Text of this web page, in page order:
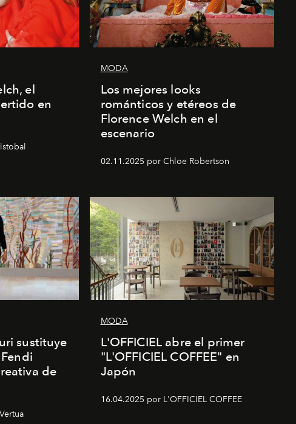
el
en
MODA
Los mejores looks
románticos y etéreos de
Florence Welch en el
escenario
02.11.2025 por Chloe Robertson
sustituye
de
MODA
L'OFFICIEL abre el primer
"L'OFFICIEL COFFEE" en
Japón
16.04.2025 por L'OFFICIEL COFFEE